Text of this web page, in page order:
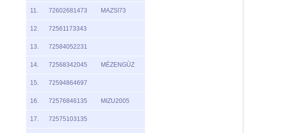
11. 72602681473 MAZSI73
12. 72561173343
13. 72584052231
14. 72568342045 MÉZENGÚZ
15. 72594864697
16. 72576846135 MIZU2005
17. 72575103135